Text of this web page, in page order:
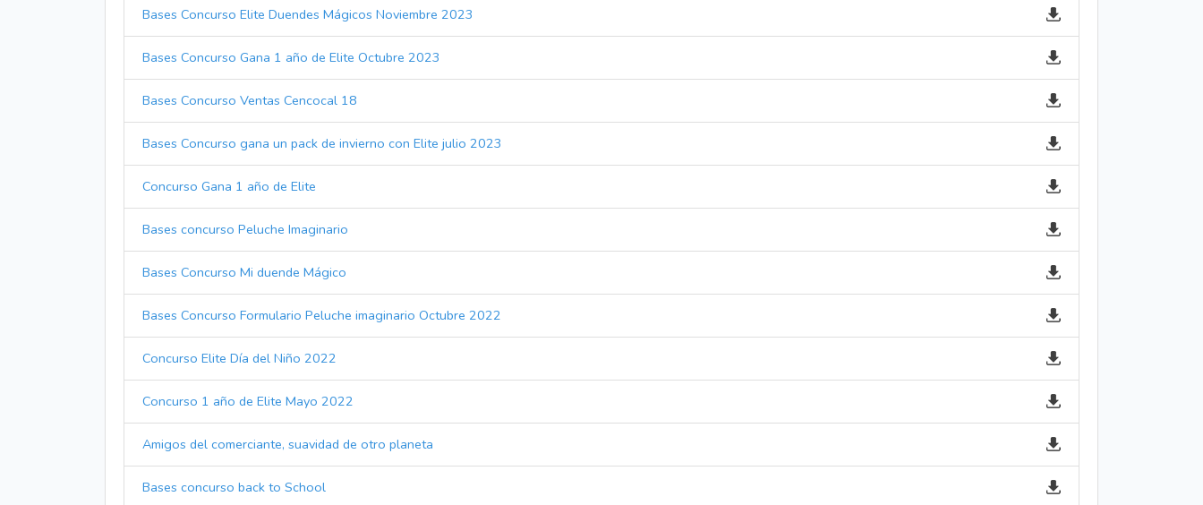
Bases Concurso Elite Duendes Mágicos Noviembre 2023
Bases Concurso Gana 1 año de Elite Octubre 2023
Bases Concurso Ventas Cencocal 18
Bases Concurso gana un pack de invierno con Elite julio 2023
Concurso Gana 1 año de Elite
Bases concurso Peluche Imaginario
Bases Concurso Mi duende Mágico
Bases Concurso Formulario Peluche imaginario Octubre 2022
Concurso Elite Día del Niño 2022
Concurso 1 año de Elite Mayo 2022
Amigos del comerciante, suavidad de otro planeta
Bases concurso back to School